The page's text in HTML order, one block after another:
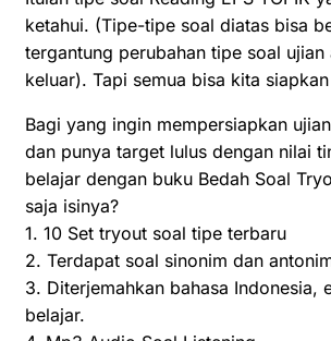
ketahui. (Tipe-tipe soal diatas bisa
tergantung perubahan tipe soal ujian
keluar). Tapi semua bisa kita
Bagi yang ingin mempersiapkan
dan punya target lulus dengan nilai
belajar dengan buku Bedah Soal
saja isinya?
1. 10 Set tryout soal tipe terbaru
2. Terdapat soal sinonim dan
3. Diterjemahkan bahasa Indonesia,
belajar.